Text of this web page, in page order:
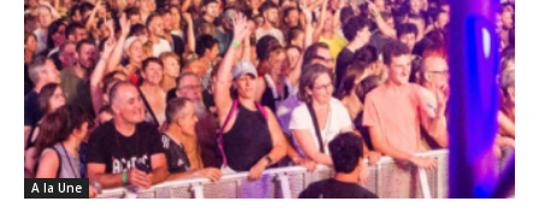
A la Une